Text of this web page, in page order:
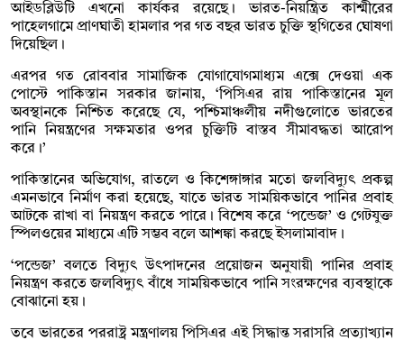
আইডব্লিউটি এখনো কার্যকর রয়েছে। ভারত-নিয়ন্ত্রিত কাশ্মীরের
পাহেলগামে প্রাণঘাতী হামলার পর গত বছর ভারত চুক্তি স্থগিতের ঘোষণা
দিয়েছিল।
এরপর গত রোববার সামাজিক যোগাযোগমাধ্যম এক্সে দেওয়া এক
পোস্টে পাকিস্তান সরকার জানায়, ‘পিসিএর রায় পাকিস্তানের মূল
অবস্থানকে নিশ্চিত করেছে যে, পশ্চিমাঞ্চলীয় নদীগুলোতে ভারতের
পানি নিয়ন্ত্রণের সক্ষমতার ওপর চুক্তিটি বাস্তব সীমাবদ্ধতা আরোপ
করে।’
পাকিস্তানের অভিযোগ, রাতলে ও কিশেঙ্গাঙ্গার মতো জলবিদ্যুৎ প্রকল্প
এমনভাবে নির্মাণ করা হয়েছে, যাতে ভারত সাময়িকভাবে পানির প্রবাহ
আটকে রাখা বা নিয়ন্ত্রণ করতে পারে। বিশেষ করে ‘পন্ডেজ’ ও গেটযুক্ত
স্পিলওয়ের মাধ্যমে এটি সম্ভব বলে আশঙ্কা করছে ইসলামাবাদ।
‘পন্ডেজ’ বলতে বিদ্যুৎ উৎপাদনের প্রয়োজন অনুযায়ী পানির প্রবাহ
নিয়ন্ত্রণ করতে জলবিদ্যুৎ বাঁধে সাময়িকভাবে পানি সংরক্ষণের ব্যবস্থাকে
বোঝানো হয়।
তবে ভারতের পররাষ্ট্র মন্ত্রণালয় পিসিএর এই সিদ্ধান্ত সরাসরি প্রত্যাখ্যান